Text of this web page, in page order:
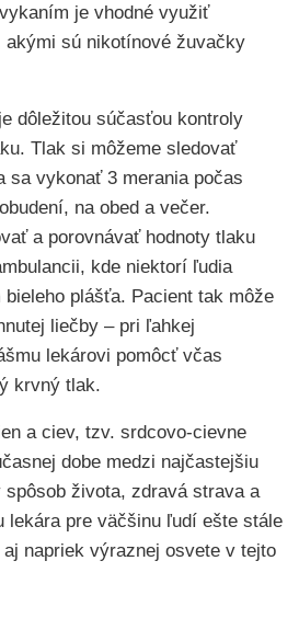
je vhodné využiť
akými sú nikotínové žuvačky
dôležitou súčasťou kontroly
Tlak si môžeme sledovať
sa vykonať 3 merania počas
na obed a večer.
a porovnávať hodnoty tlaku
kde niektorí ľudia
plášťa. Pacient tak môže
liečby – pri ľahkej
lekárovi pomôcť včas
krvný tlak.
a ciev, tzv. srdcovo-cievne
dobe medzi najčastejšiu
života, zdravá strava a
lekára pre väčšinu ľudí ešte stále
napriek výraznej osvete v tejto